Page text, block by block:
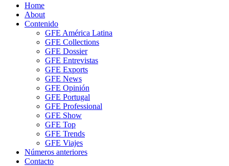
Home
About
Contenido
GFE América Latina
GFE Collections
GFE Dossier
GFE Entrevistas
GFE Exports
GFE News
GFE Opinión
GFE Portugal
GFE Professional
GFE Show
GFE Top
GFE Trends
GFE Viajes
Números anteriores
Contacto